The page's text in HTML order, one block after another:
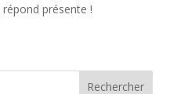
répond présente !